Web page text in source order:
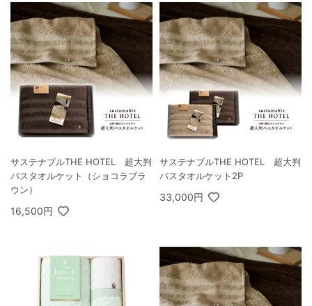
サステナブルTHE HOTEL 超大判
バスタオルケット（ショコラブラ
ウン）
16,500円
サステナブルTHE HOTEL 超大判
バスタオルケット2P
33,000円